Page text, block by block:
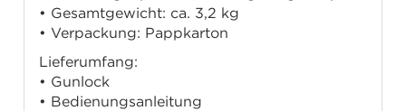
• Gesamtgewicht: ca. 3,2 kg
• Verpackung: Pappkarton
Lieferumfang:
• Gunlock
• Bedienungsanleitung